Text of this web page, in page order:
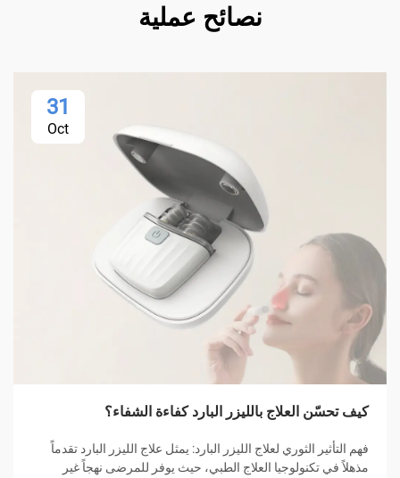
نصائح عملية
31
Oct
كيف تحسّن العلاج بالليزر البارد كفاءة الشفاء؟
فهم التأثير الثوري لعلاج الليزر البارد: يمثل علاج الليزر البارد تقدماً
مذهلاً في تكنولوجيا العلاج الطبي، حيث يوفر للمرضى نهجاً غير